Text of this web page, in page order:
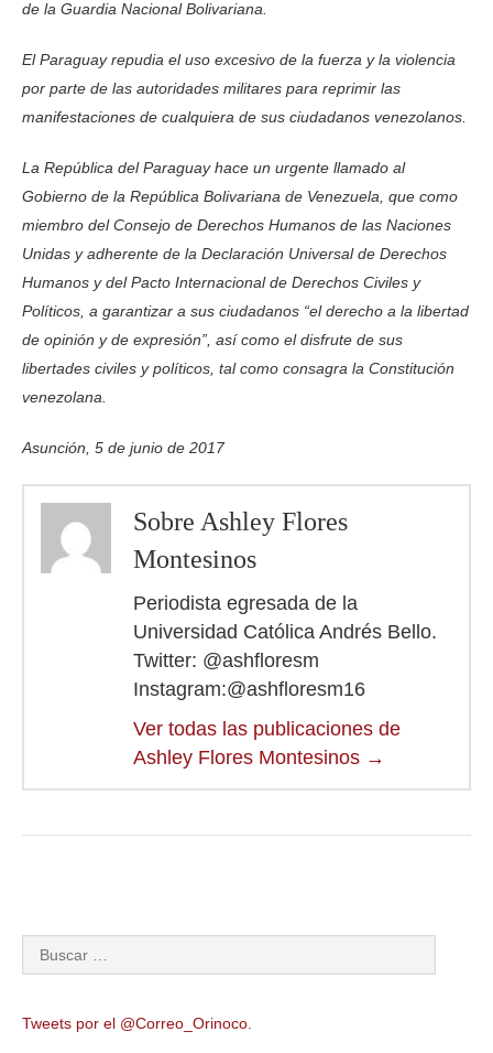
de la Guardia Nacional Bolivariana.
El Paraguay repudia el uso excesivo de la fuerza y la violencia
por parte de las autoridades militares para reprimir las
manifestaciones de cualquiera de sus ciudadanos venezolanos.
La República del Paraguay hace un urgente llamado al
Gobierno de la República Bolivariana de Venezuela, que como
miembro del Consejo de Derechos Humanos de las Naciones
Unidas y adherente de la Declaración Universal de Derechos
Humanos y del Pacto Internacional de Derechos Civiles y
Políticos, a garantizar a sus ciudadanos “el derecho a la libertad
de opinión y de expresión”, así como el disfrute de sus
libertades civiles y políticos, tal como consagra la Constitución
venezolana.
Asunción, 5 de junio de 2017
Sobre Ashley Flores
Montesinos
Periodista egresada de la
Universidad Católica Andrés Bello.
Twitter: @ashfloresm
Instagram:@ashfloresm16
Ver todas las publicaciones de
Ashley Flores Montesinos →
Tweets por el @Correo_Orinoco.